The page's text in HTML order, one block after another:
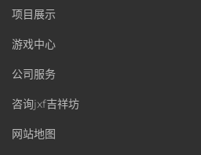
项目展示
游戏中心
公司服务
咨询jxf吉祥坊
网站地图